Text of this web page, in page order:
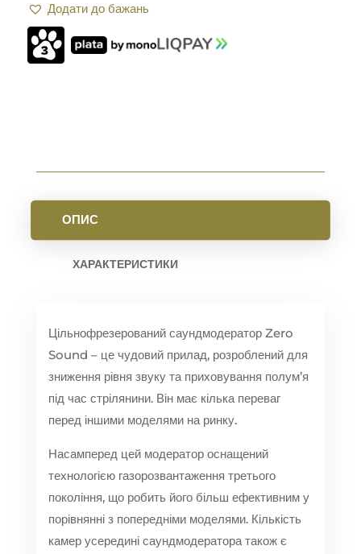
MM
РІЗЬБА
1/2-
28
Додати до бажань
ОПИС
ХАРАКТЕРИСТИКИ
Цільнофрезерований саундмодератор Zero
Sound – це чудовий прилад, розроблений для
зниження рівня звуку та приховування полум’я
під час стрілянини. Він має кілька переваг
перед іншими моделями на ринку.
Насамперед цей модератор оснащений
технологією газорозвантаження третього
покоління, що робить його більш ефективним у
порівнянні з попередніми моделями. Кількість
камер усередині саундмодератора також є